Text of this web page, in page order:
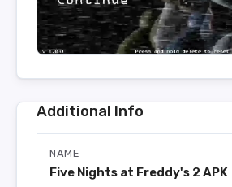
Additional Info
NAME
Five Nights at Freddy's 2 APK